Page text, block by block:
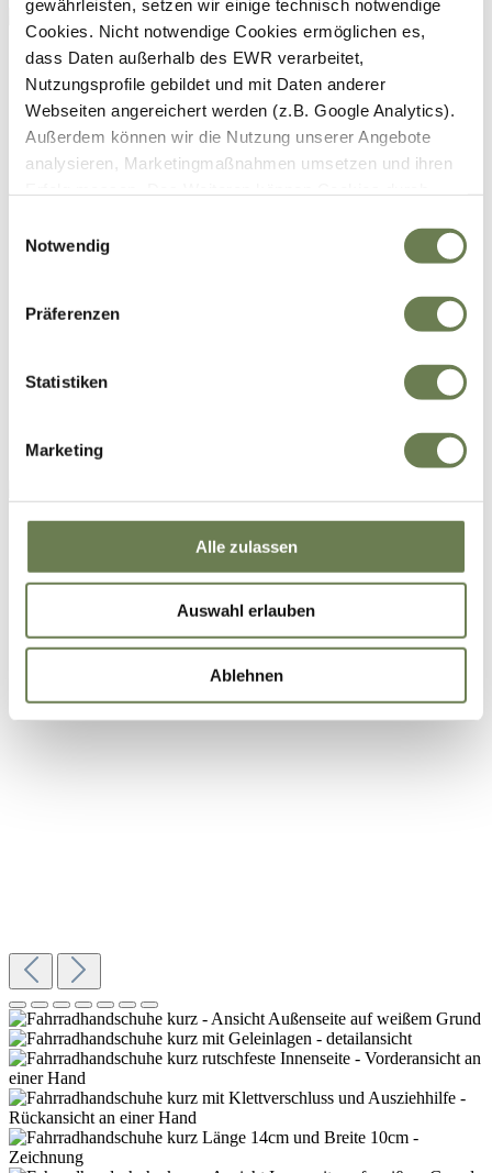
gewährleisten, setzen wir einige technisch notwendige
Cookies. Nicht notwendige Cookies ermöglichen es,
dass Daten außerhalb des EWR verarbeitet,
Nutzungsprofile gebildet und mit Daten anderer
Webseiten angereichert werden (z.B. Google Analytics).
Außerdem können wir die Nutzung unserer Angebote
analysieren, Marketingmaßnahmen umsetzen und ihren
Für die genannten Verarbeitungszwecke können
Cookies, Geräte-Kennungen oder andere Infos auf Ihrem
Gerät gespeichert oder abgerufen werden. Indem Sie auf
„Zustimmen“ klicken, stimmen Sie diesen
Sie in unserer
. Ihre Zustimmung
umfasst zeitlich begrenzt auch die Einwilligung zur
in den USA (Art. 49 Abs. 1 lit. a) DSGVO), sofern für den
EU-US Data Privacy Framework vorliegt. In den USA ist
Überwachungszwecken auf Ihre Daten zugreifen und
dabei weder wirksame Rechtsbehelfe noch
Betroffenenrechte durchsetzbar sein können. Unter dem
Link „Details “ finden Sie eine Übersicht über alle
verwendeten Cookies. Sie können Ihre Einwilligung zu
Notwendig
Präferenzen
Statistiken
Marketing
Alle zulassen
Auswahl erlauben
Ablehnen